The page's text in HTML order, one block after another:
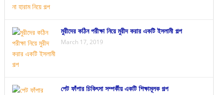
মুরীদের কঠিন পরীক্ষা নিয়ে মুরীদ করার একটি ইসলামী গল্প
March 17, 2019
পেট ফাঁপার চিকিৎসা সম্পর্কীয় একটি শিক্ষামূলক গল্প